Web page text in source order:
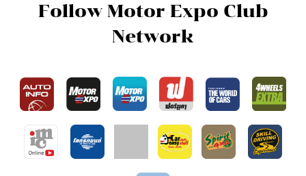
Follow Motor Expo Club
Network